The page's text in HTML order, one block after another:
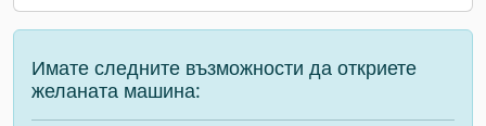
Имате следните възможности да откриете
желаната машина: